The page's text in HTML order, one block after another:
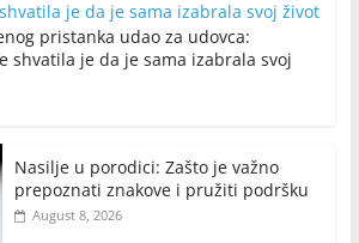
pristanka udao za udovca:
shvatila je da je sama izabrala svoj
Nasilje u porodici: Zašto je važno
prepoznati znakove i pružiti podršku
August 8, 2026